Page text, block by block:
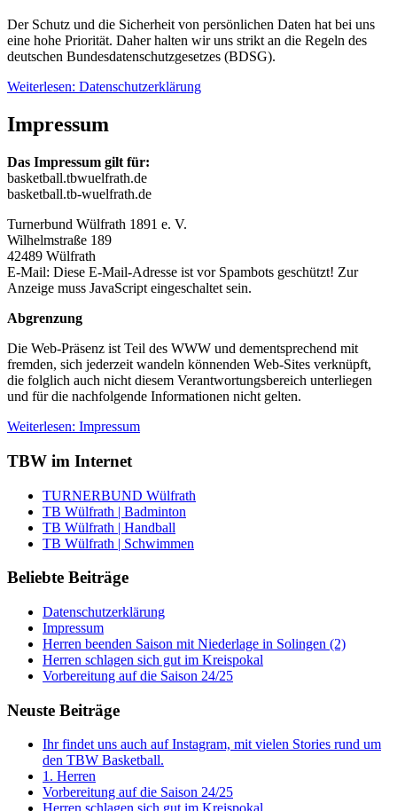
Der Schutz und die Sicherheit von persönlichen Daten hat bei uns
eine hohe Priorität. Daher halten wir uns strikt an die Regeln des
deutschen Bundesdatenschutzgesetzes (BDSG).
Weiterlesen: Datenschutzerklärung
Impressum
Das Impressum gilt für:
basketball.tbwuelfrath.de
basketball.tb-wuelfrath.de
Turnerbund Wülfrath 1891 e. V.
Wilhelmstraße 189
42489 Wülfrath
E-Mail: Diese E-Mail-Adresse ist vor Spambots geschützt! Zur
Anzeige muss JavaScript eingeschaltet sein.
Abgrenzung
Die Web-Präsenz ist Teil des WWW und dementsprechend mit
fremden, sich jederzeit wandeln könnenden Web-Sites verknüpft,
die folglich auch nicht diesem Verantwortungsbereich unterliegen
und für die nachfolgende Informationen nicht gelten.
Weiterlesen: Impressum
TBW im Internet
TURNERBUND Wülfrath
TB Wülfrath | Badminton
TB Wülfrath | Handball
TB Wülfrath | Schwimmen
Beliebte Beiträge
Datenschutzerklärung
Impressum
Herren beenden Saison mit Niederlage in Solingen (2)
Herren schlagen sich gut im Kreispokal
Vorbereitung auf die Saison 24/25
Neuste Beiträge
Ihr findet uns auch auf Instagram, mit vielen Stories rund um
den TBW Basketball.
1. Herren
Vorbereitung auf die Saison 24/25